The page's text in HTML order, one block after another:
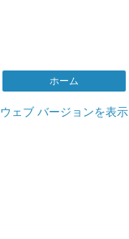
ホーム
ウェブ バージョンを表示